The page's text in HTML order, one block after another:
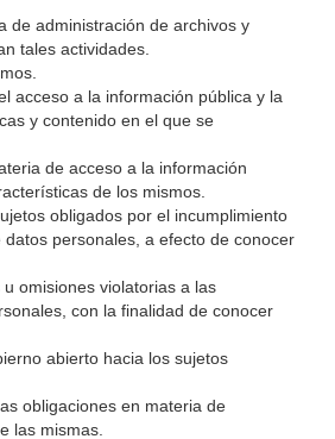
de administración de archivos y
tales actividades.
acceso a la información pública y la
y contenido en el que se
de acceso a la información
de los mismos.
obligados por el incumplimiento
personales, a efecto de conocer
omisiones violatorias a las
con la finalidad de conocer
abierto hacia los sujetos
obligaciones en materia de
las mismas.